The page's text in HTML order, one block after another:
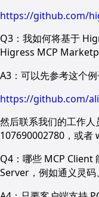
https://github.com/
Q3：我如何将基于
Higress MCP
A3：可以先参考这个
https://github.com/
然后联系我们的工作
107690002780，或者
Q4：哪些 MCP Client
Server，例如通义灵